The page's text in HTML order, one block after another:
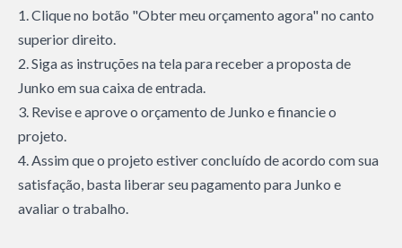
1. Clique no botão "Obter meu orçamento agora" no canto
superior direito.
2. Siga as instruções na tela para receber a proposta de
Junko em sua caixa de entrada.
3. Revise e aprove o orçamento de Junko e financie o
projeto.
4. Assim que o projeto estiver concluído de acordo com sua
satisfação, basta liberar seu pagamento para Junko e
avaliar o trabalho.